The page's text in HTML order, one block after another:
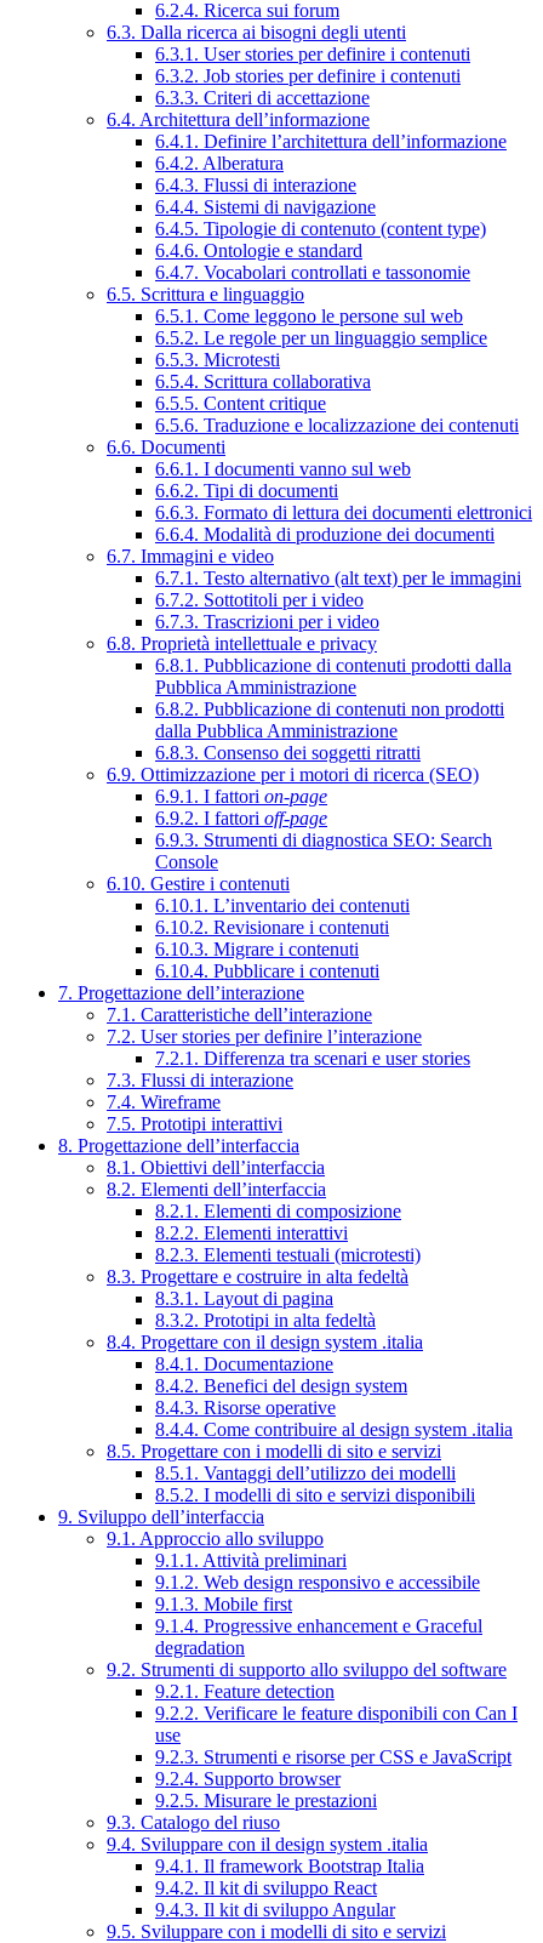
6.2.4. Ricerca sui forum
6.3. Dalla ricerca ai bisogni degli utenti
6.3.1. User stories per definire i contenuti
6.3.2. Job stories per definire i contenuti
6.3.3. Criteri di accettazione
6.4. Architettura dell’informazione
6.4.1. Definire l’architettura dell’informazione
6.4.2. Alberatura
6.4.3. Flussi di interazione
6.4.4. Sistemi di navigazione
6.4.5. Tipologie di contenuto (content type)
6.4.6. Ontologie e standard
6.4.7. Vocabolari controllati e tassonomie
6.5. Scrittura e linguaggio
6.5.1. Come leggono le persone sul web
6.5.2. Le regole per un linguaggio semplice
6.5.3. Microtesti
6.5.4. Scrittura collaborativa
6.5.5. Content critique
6.5.6. Traduzione e localizzazione dei contenuti
6.6. Documenti
6.6.1. I documenti vanno sul web
6.6.2. Tipi di documenti
6.6.3. Formato di lettura dei documenti elettronici
6.6.4. Modalità di produzione dei documenti
6.7. Immagini e video
6.7.1. Testo alternativo (alt text) per le immagini
6.7.2. Sottotitoli per i video
6.7.3. Trascrizioni per i video
6.8. Proprietà intellettuale e privacy
6.8.1. Pubblicazione di contenuti prodotti dalla
Pubblica Amministrazione
6.8.2. Pubblicazione di contenuti non prodotti
dalla Pubblica Amministrazione
6.8.3. Consenso dei soggetti ritratti
6.9. Ottimizzazione per i motori di ricerca (SEO)
6.9.1. I fattori on-page
6.9.2. I fattori off-page
6.9.3. Strumenti di diagnostica SEO: Search
Console
6.10. Gestire i contenuti
6.10.1. L’inventario dei contenuti
6.10.2. Revisionare i contenuti
6.10.3. Migrare i contenuti
6.10.4. Pubblicare i contenuti
7. Progettazione dell’interazione
7.1. Caratteristiche dell’interazione
7.2. User stories per definire l’interazione
7.2.1. Differenza tra scenari e user stories
7.3. Flussi di interazione
7.4. Wireframe
7.5. Prototipi interattivi
8. Progettazione dell’interfaccia
8.1. Obiettivi dell’interfaccia
8.2. Elementi dell’interfaccia
8.2.1. Elementi di composizione
8.2.2. Elementi interattivi
8.2.3. Elementi testuali (microtesti)
8.3. Progettare e costruire in alta fedeltà
8.3.1. Layout di pagina
8.3.2. Prototipi in alta fedeltà
8.4. Progettare con il design system .italia
8.4.1. Documentazione
8.4.2. Benefici del design system
8.4.3. Risorse operative
8.4.4. Come contribuire al design system .italia
8.5. Progettare con i modelli di sito e servizi
8.5.1. Vantaggi dell’utilizzo dei modelli
8.5.2. I modelli di sito e servizi disponibili
9. Sviluppo dell’interfaccia
9.1. Approccio allo sviluppo
9.1.1. Attività preliminari
9.1.2. Web design responsivo e accessibile
9.1.3. Mobile first
9.1.4. Progressive enhancement e Graceful
degradation
9.2. Strumenti di supporto allo sviluppo del software
9.2.1. Feature detection
9.2.2. Verificare le feature disponibili con Can I
use
9.2.3. Strumenti e risorse per CSS e JavaScript
9.2.4. Supporto browser
9.2.5. Misurare le prestazioni
9.3. Catalogo del riuso
9.4. Sviluppare con il design system .italia
9.4.1. Il framework Bootstrap Italia
9.4.2. Il kit di sviluppo React
9.4.3. Il kit di sviluppo Angular
9.5. Sviluppare con i modelli di sito e servizi